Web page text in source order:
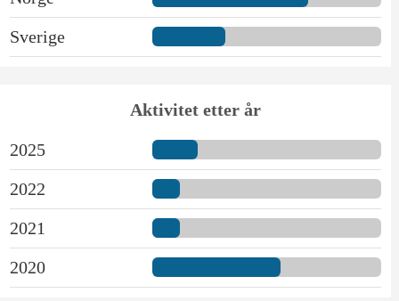
Sverige
Aktivitet etter år
2025
2022
2021
2020